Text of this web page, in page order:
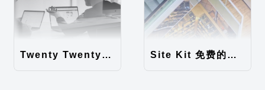
Twenty Twenty-Five 免费的WordPress内容主题 Site Kit 免费的WordPress数据统计插件